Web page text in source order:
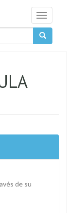
Toggle
de su